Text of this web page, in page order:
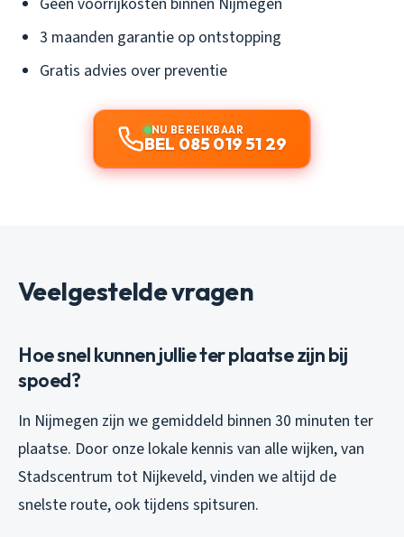
3 maanden garantie op ontstopping
Gratis advies over preventie
NU BEREIKBAAR
BEL 085 019 51 29
Veelgestelde vragen
Hoe snel kunnen jullie ter plaatse zijn bij
spoed?
In Nijmegen zijn we gemiddeld binnen 30 minuten ter
plaatse. Door onze lokale kennis van alle wijken, van
Stadscentrum tot Nijkeveld, vinden we altijd de
snelste route, ook tijdens spitsuren.